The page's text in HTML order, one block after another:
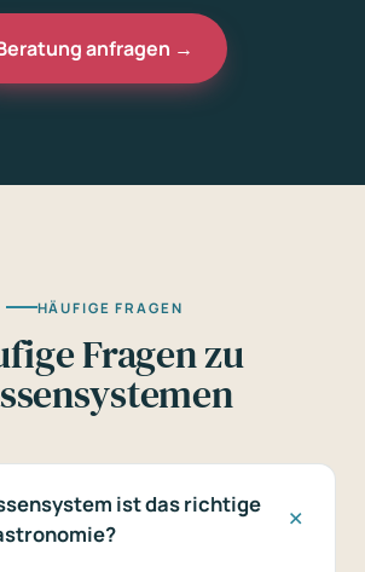
anfragen →
HÄUFIGE FRAGEN
Fragen zu
ist das richtige